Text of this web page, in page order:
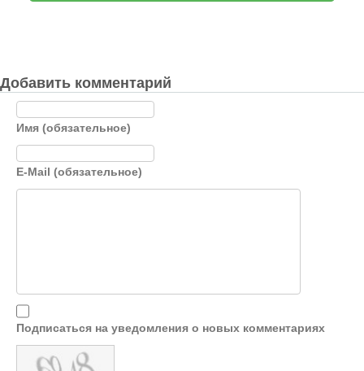
Добавить комментарий
Имя (обязательное)
E-Mail (обязательное)
Подписаться на уведомления о новых комментариях